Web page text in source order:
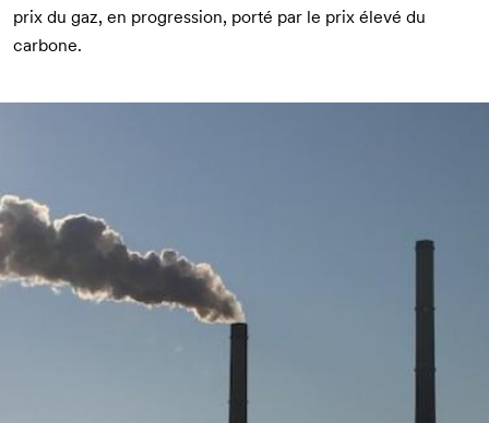
prix du gaz, en progression, porté par le prix élevé du
carbone.